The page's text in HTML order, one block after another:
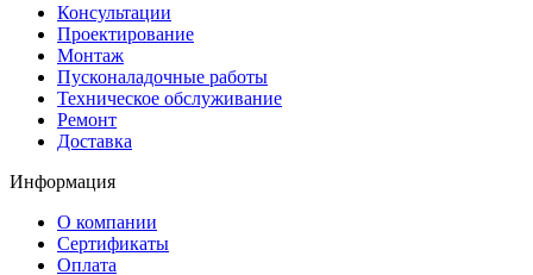
Консультации
Проектирование
Монтаж
Пусконаладочные работы
Техническое обслуживание
Ремонт
Доставка
Информация
О компании
Сертификаты
Оплата